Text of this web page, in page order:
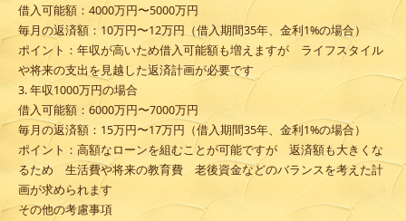
借入可能額 ：4000万円〜5000万円
毎月の返済額 ：10万円〜12万円（借入期間35年、金利1%の場合）
ポイント ：年収が高いため借入可能額も増えますが ライフスタイル
や将来の支出を見越した返済計画が必要です
3. 年収1000万円の場合
借入可能額 ：6000万円〜7000万円
毎月の返済額 ：15万円〜17万円（借入期間35年、金利1%の場合）
ポイント ：高額なローンを組むことが可能ですが 返済額も大きくな
るため 生活費や将来の教育費 老後資金などのバランスを考えた計
画が求められます
その他の考慮事項